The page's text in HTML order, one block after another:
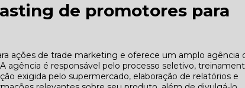
de promotores para
ações de trade marketing e oferece um amplo agência
agência é responsável pelo processo seletivo,
exigida pelo supermercado, elaboração de relatórios e